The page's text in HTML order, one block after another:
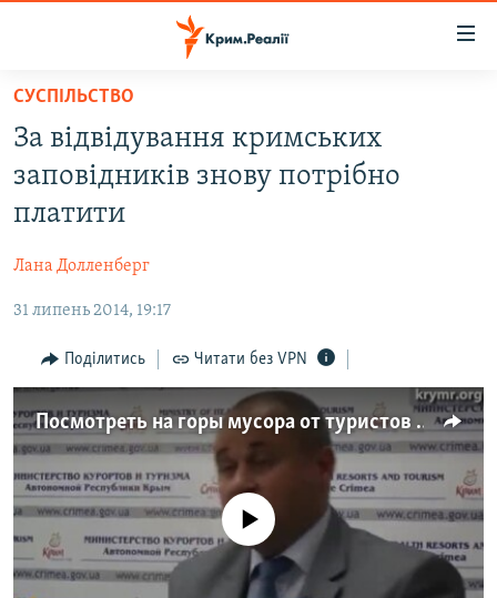
Перейти
основного
матеріалу
до
основної
Перейти
пошуку
ВОДА.КРИМ
БЛОГИ
ПОГЛЯД
ІНТЕРВ'Ю
ВСЕ ЗА ДЕНЬ
СПЕЦПРОЕКТИ
ДЕПОРТАЦІЯ
ВІДЕОУРОКИ «ELIFBE»
СВІДЧЕННЯ ОКУПАЦІЇ
ЯК ОБІЙТИ БЛОКУВАННЯ
Русский
Qırımtatar
СУСПІЛЬСТВО
За відвідування кримських
заповідників знову потрібно
платити
Лана Долленберг
31 липень 2014, 19:17
Поділитись Читати без VPN
Посмотреть на горы мусора от туристов пригласили журналистов
No media source currently available